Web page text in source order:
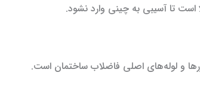
است تا آسیبی به چینی وارد نشود.
و لوله‌های اصلی فاضلاب ساختمان است.